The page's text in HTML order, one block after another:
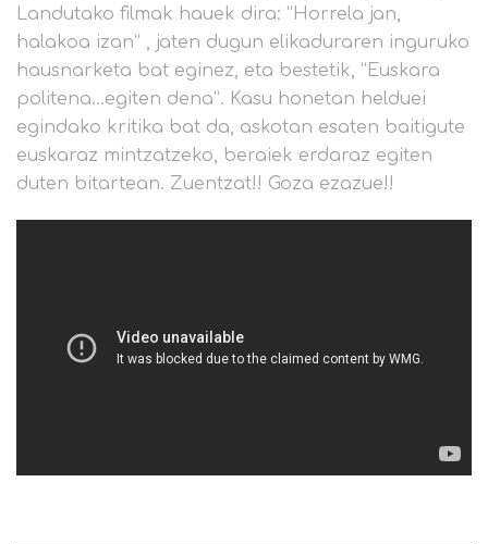
Landutako filmak hauek dira: “Horrela jan,
halakoa izan” , jaten dugun elikaduraren inguruko
hausnarketa bat eginez, eta bestetik, “Euskara
politena…egiten dena”. Kasu honetan helduei
egindako kritika bat da, askotan esaten baitigute
euskaraz mintzatzeko, beraiek erdaraz egiten
duten bitartean. Zuentzat!! Goza ezazue!!